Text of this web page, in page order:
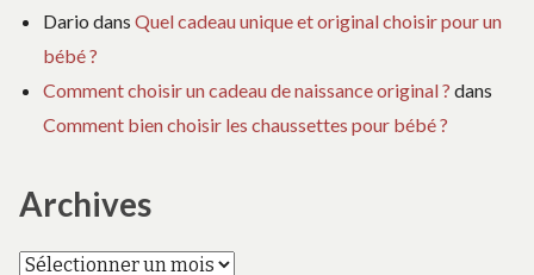
Dario dans Quel cadeau unique et original choisir pour un
bébé ?
Comment choisir un cadeau de naissance original ? dans
Comment bien choisir les chaussettes pour bébé ?
Archives
Archives